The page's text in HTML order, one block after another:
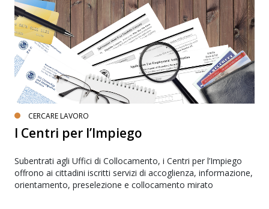
CERCARE LAVORO
I Centri per l’Impiego
Subentrati agli Uffici di Collocamento, i Centri per l’Impiego
offrono ai cittadini iscritti servizi di accoglienza, informazione,
orientamento, preselezione e collocamento mirato